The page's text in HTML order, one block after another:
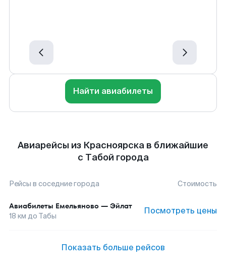
Найти авиабилеты
Авиарейсы из Красноярска в ближайшие
с Табой города
Рейсы в соседние города Стоимость
Авиабилеты Емельяново — Эйлат
18 км до Табы Посмотреть цены
Показать больше рейсов